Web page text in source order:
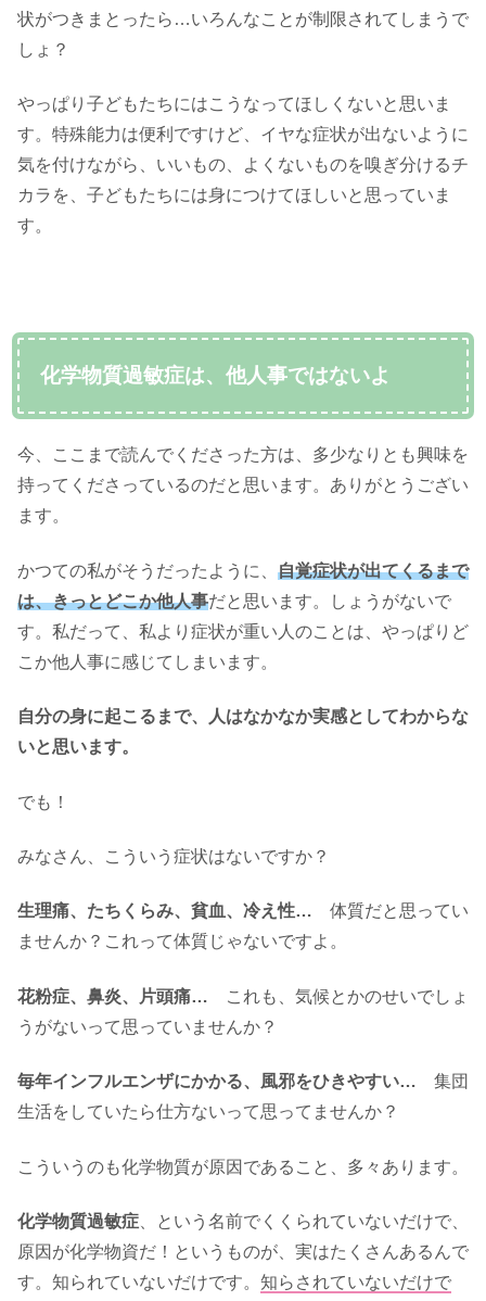
状がつきまとったら…いろんなことが制限されてしまうで
しょ？
やっぱり子どもたちにはこうなってほしくないと思いま
す。特殊能力は便利ですけど、イヤな症状が出ないように
気を付けながら、いいもの、よくないものを嗅ぎ分けるチ
カラを、子どもたちには身につけてほしいと思っていま
す。
化学物質過敏症は、他人事ではないよ
今、ここまで読んでくださった方は、多少なりとも興味を
持ってくださっているのだと思います。ありがとうござい
ます。
かつての私がそうだったように、 自覚症状が出てくるまで
は、きっとどこか他人事だと思います。しょうがないで
す。私だって、私より症状が重い人のことは、やっぱりど
こか他人事に感じてしまいます。
自分の身に起こるまで、人はなかなか実感としてわからな
いと思います。
でも！
みなさん、こういう症状はないですか？
生理痛、たちくらみ、貧血、冷え性… 体質だと思ってい
ませんか？これって体質じゃないですよ。
花粉症、鼻炎、片頭痛… これも、気候とかのせいでしょ
うがないって思っていませんか？
毎年インフルエンザにかかる、風邪をひきやすい… 集団
生活をしていたら仕方ないって思ってませんか？
こういうのも化学物質が原因であること、多々あります。
化学物質過敏症 、という名前でくくられていないだけで、
原因が化学物資だ！というものが、実はたくさんあるんで
す。知られていないだけです。 知らされていないだけで